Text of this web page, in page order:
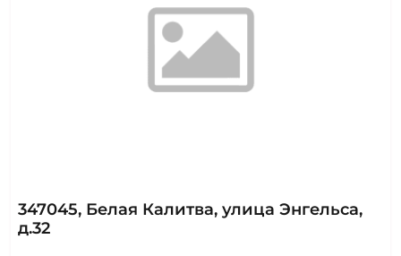
347045, Белая Калитва, улица Энгельса,
д.32